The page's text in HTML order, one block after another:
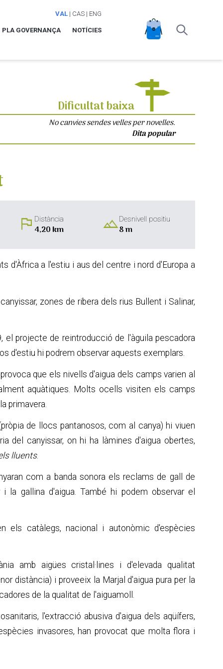
VAL| CAS| ENG
PLA GOVERNANÇA NOTÍCIES
Dificultat baixa
No canvies sendes velles per novelles.
Dita popular
flag Distància
4,20 km landscapeDesnivell positiu
8 m
d'Àfrica a l'estiu i aus del centre i nord d'Europa a
zones de ribera dels rius Bullent i Salinar,
el projecte de reintroducció de l'àguila pescadora
d'estiu hi podrem observar aquests exemplars.
que els nivells d'aigua dels camps varien al
aquàtiques. Molts ocells visiten els camps
primavera.
de llocs pantanosos, com al canya) hi viuen
del canyissar, on hi ha làmines d'aigua obertes,
lluents.
com a banda sonora els reclams de gall de
la gallina d'aigua. També hi podem observar el
els catàlegs, nacional i autonòmic d'espècies
amb aigües cristal·lines i d'elevada qualitat
distància) i proveeix la Marjal d'aigua pura per la
de la qualitat de l'aiguamoll.
l'extracció abusiva d'aigua dels aqüífers,
invasores, han provocat que molta flora i